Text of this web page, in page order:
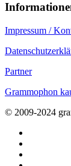
Impressum /
Partner
Grammophon
© 2009-2024